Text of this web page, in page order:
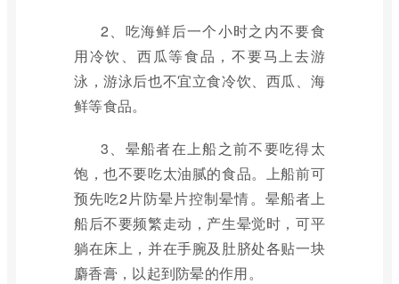
2、吃海鲜后一个小时之内不要食
用冷饮、西瓜等食品，不要马上去游
泳，游泳后也不宜立食冷饮、西瓜、海
鲜等食品。
3、晕船者在上船之前不要吃得太
饱，也不要吃太油腻的食品。上船前可
预先吃2片防晕片控制晕情。晕船者上
船后不要频繁走动，产生晕觉时，可平
躺在床上，并在手腕及肚脐处各贴一块
麝香膏，以起到防晕的作用。